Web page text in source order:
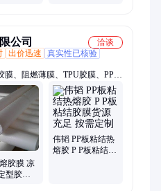
公司
洽谈
出价迅速
真实性已核验
膜、阻燃薄膜、TPU胶膜、PP胶
酯胶膜、无基材胶膜、服装胶
胶膜 凉
型胶膜
伟韬 PP板粘结热
熔胶 P P板粘结胶